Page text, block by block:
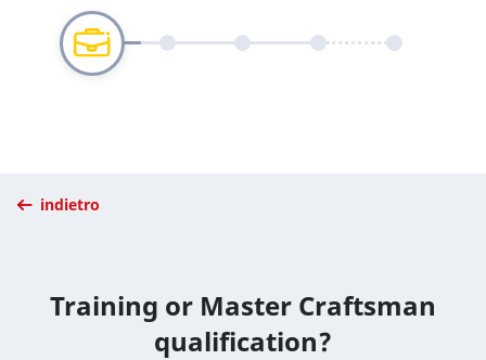
indietro
Training or Master Craftsman
qualification?